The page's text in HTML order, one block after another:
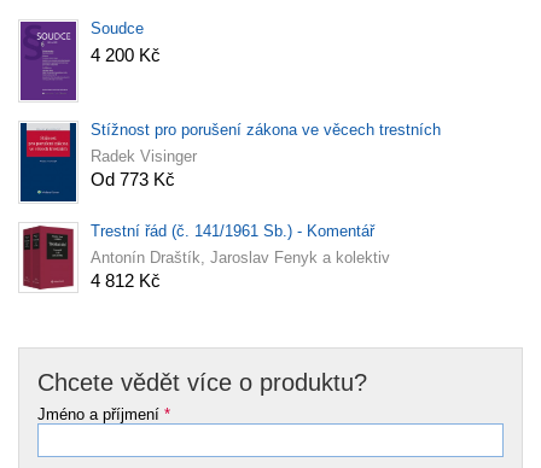
Soudce
4 200 Kč
Stížnost pro porušení zákona ve věcech trestních
Radek Visinger
Od 773 Kč
Trestní řád (č. 141/1961 Sb.) - Komentář
Antonín Draštík, Jaroslav Fenyk a kolektiv
4 812 Kč
Chcete vědět více o produktu?
Jméno a příjmení *